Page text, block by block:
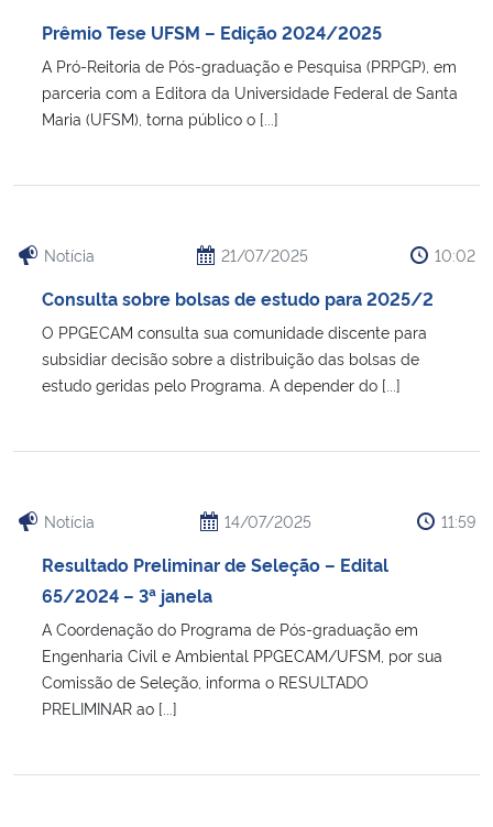
Prêmio Tese UFSM – Edição 2024/2025
A Pró-Reitoria de Pós-graduação e Pesquisa (PRPGP), em
parceria com a Editora da Universidade Federal de Santa
Maria (UFSM), torna público o [...]
Notícia 21/07/2025 10:02
Consulta sobre bolsas de estudo para 2025/2
O PPGECAM consulta sua comunidade discente para
subsidiar decisão sobre a distribuição das bolsas de
estudo geridas pelo Programa. A depender do [...]
Notícia 14/07/2025 11:59
Resultado Preliminar de Seleção – Edital
65/2024 – 3ª janela
A Coordenação do Programa de Pós-graduação em
Engenharia Civil e Ambiental PPGECAM/UFSM, por sua
Comissão de Seleção, informa o RESULTADO
PRELIMINAR ao [...]